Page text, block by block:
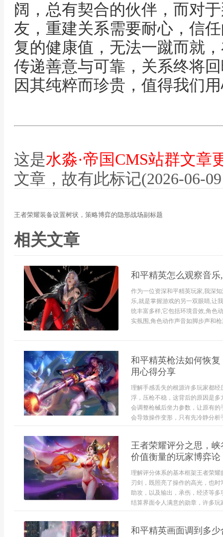
阔，总有契合的伙伴，而对
友，重建关系需要耐心，信
复的健康值，无法一蹴而就
传递善意与可靠，关系终将
因其纯粹而珍贵，值得我们
这是水淼·帝国CMS站群文章
文章，故有此标记(2026-06-
王者荣耀装备设置树状，策略博弈的隐形战场副标题
相关文章
和平精英怎么观察音
作为一位资深和平精英玩家,我深
乐,就是掌握游戏的另一双眼睛,让
统丰富多样,它包括环境音效,角色
实氛围,角色动作声音如脚步声和
和平精英枪法如何恢
用心得分享
理解手感丢失的根源许多玩家都
浮，压枪不稳，这背后的原因是
会调整枪械后坐力参数，让原有
会导致操作变形，只有先冷静分
王者荣耀评分之思，
价值衡量的玩家博弈论
理解评分体系的基本框架王者荣
刃剑，既照亮了操作的高光，也
助攻，以及输出，承伤，经济等
结算界面令人满意的勋章，许多玩
和平精英画面调到多